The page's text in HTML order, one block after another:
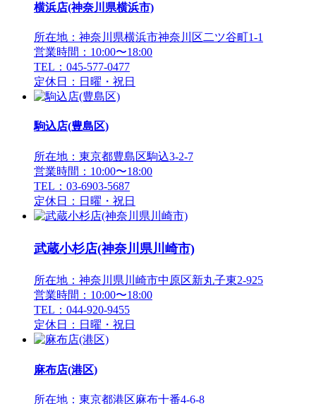
横浜店(神奈川県横浜市)
所在地：神奈川県横浜市神奈川区二ツ谷町1-1
営業時間：10:00〜18:00
TEL：045-577-0477
定休日：日曜・祝日
駒込店(豊島区)
所在地：東京都豊島区駒込3-2-7
営業時間：10:00〜18:00
TEL：03-6903-5687
定休日：日曜・祝日
武蔵小杉店(神奈川県川崎市)
所在地：神奈川県川崎市中原区新丸子東2-925
営業時間：10:00〜18:00
TEL：044-920-9455
定休日：日曜・祝日
麻布店(港区)
所在地：東京都港区麻布十番4-6-8